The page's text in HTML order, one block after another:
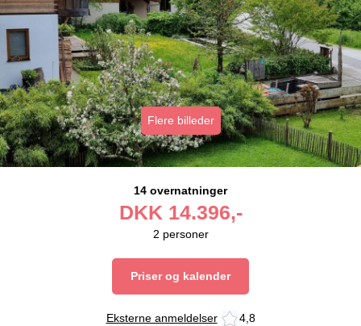
Flere billeder
14 overnatninger
DKK 14.396,-
2 personer
Priser og kalender
Eksterne anmeldelser 4,8